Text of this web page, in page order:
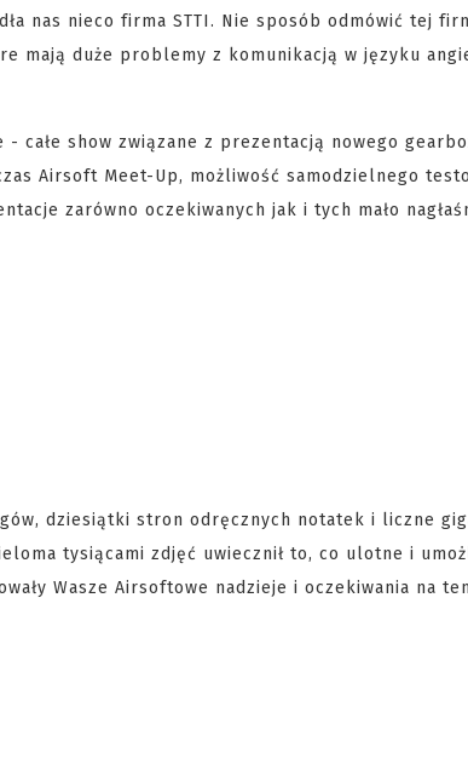
nas nieco firma STTI. Nie sposób odmówić tej
mają duże problemy z komunikacją w języku
show związane z prezentacją nowego
Airsoft Meet-Up, możliwość samodzielnego
zarówno oczekiwanych jak i tych mało
dziesiątki stron odręcznych notatek i liczne
tysiącami zdjęć uwiecznił to, co ulotne i
Wasze Airsoftowe nadzieje i oczekiwania na